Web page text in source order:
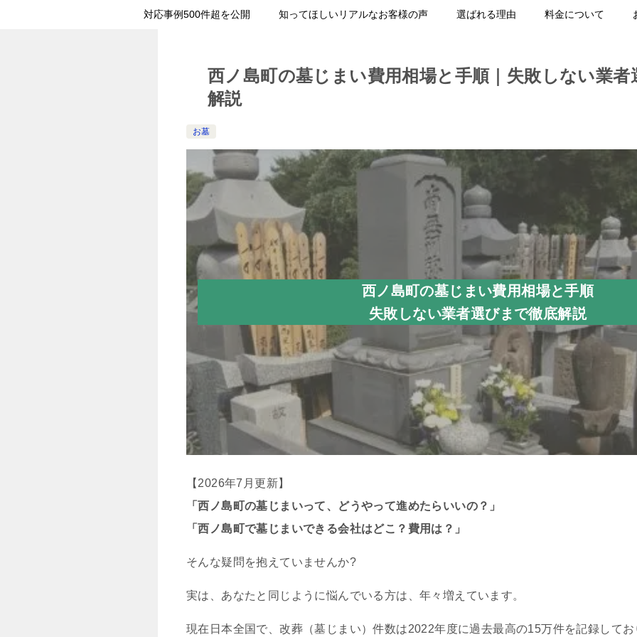
対応事例500件超を公開 知ってほしいリアルなお客様の声 選ばれる理由 料金について
西ノ島町の墓じまい費用相場と手順｜失敗しない業者
解説
お墓
西ノ島町の墓じまい費用相場と手順
失敗しない業者選びまで徹底解説
【2026年7月更新】
「西ノ島町の墓じまいって、どうやって進めたらいいの？」
「西ノ島町で墓じまいできる会社はどこ？費用は？」
そんな疑問を抱えていませんか?
実は、あなたと同じように悩んでいる方は、年々増えています。
現在日本全国で、改葬（墓じまい）件数は2022年度に過去最高の15万件を記録してお